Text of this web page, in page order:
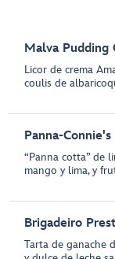
Malva Pudding
Licor de crema
coulis de
Panna-
“Panna cotta” de
mango y lima, y
Brigadeiro
Tarta de ganache